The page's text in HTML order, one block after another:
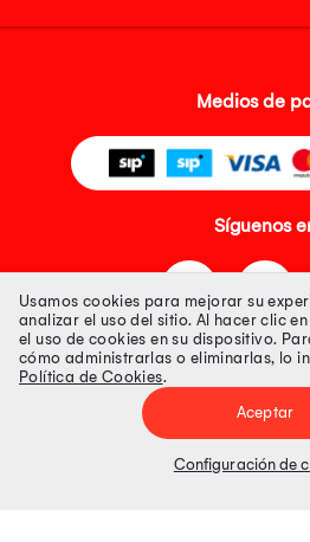
Medios de
Síguenos
Tienda 100%
Tiendas Peruanas S.A. R.U.C. Nº
Precios disponibles solo en
Usamos cookies para mejorar su
analizar el uso del sitio. Al hacer clic en
el uso de cookies en su dispositivo.
cómo administrarlas o eliminarlas, lo
Política de Cookies.
Aceptar
Configuración de